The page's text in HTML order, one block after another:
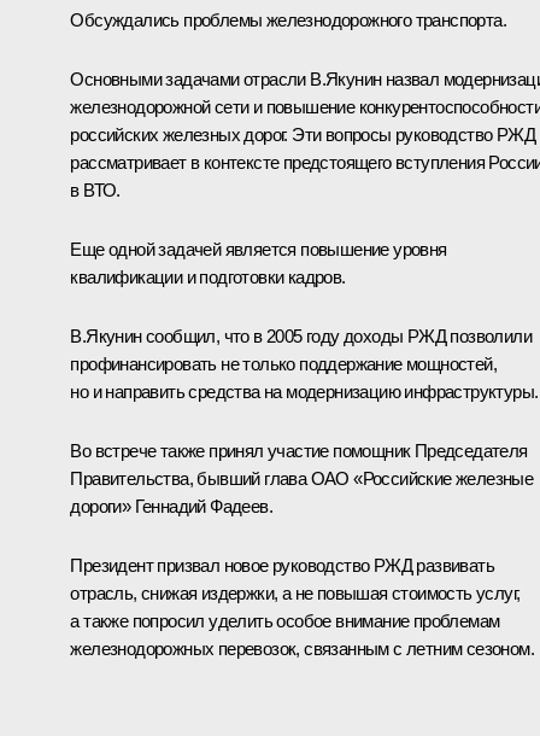
Обсуждались проблемы железнодорожного транспорта.
Основными задачами отрасли В.Якунин назвал
железнодорожной сети и повышение
российских железных дорог. Эти вопросы руководство РЖД
рассматривает в контексте предстоящего вступления
в ВТО.
Еще одной задачей является повышение уровня
квалификации и подготовки кадров.
В.Якунин сообщил, что в 2005 году доходы РЖД позволили
профинансировать не только поддержание мощностей,
но и направить средства на модернизацию инфраструктуры.
Во встрече также принял участие помощник Председателя
Правительства, бывший глава ОАО «Российские железные
дороги» Геннадий Фадеев.
Президент призвал новое руководство РЖД развивать
отрасль, снижая издержки, а не повышая стоимость услуг,
а также попросил уделить особое внимание проблемам
железнодорожных перевозок, связанным с летним сезоном.